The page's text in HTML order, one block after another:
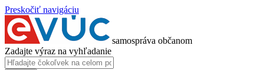
Preskočiť navigáciu
samospráva občanom
Zadajte výraz na vyhľadanie